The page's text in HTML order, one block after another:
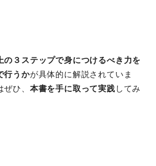
の３ステップで身につけるべき力を
行うかが具体的に解説されていま
ぜひ、 本書を手に取って実践 してみ